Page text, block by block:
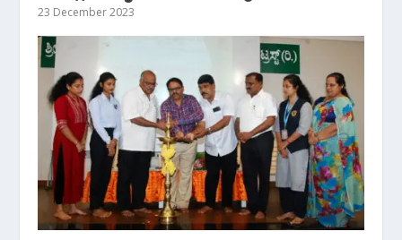
23 December 2023